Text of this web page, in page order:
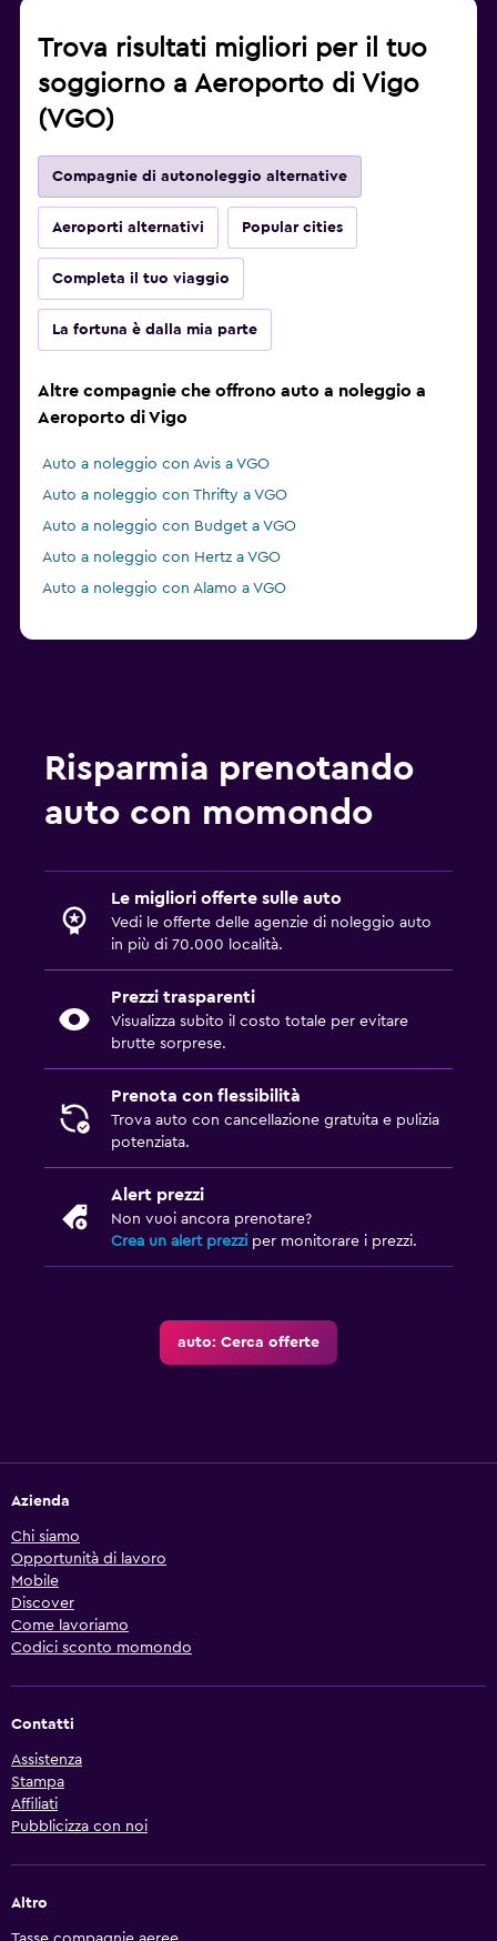
Trova risultati migliori per il tuo
soggiorno a Aeroporto di Vigo
(VGO)
Compagnie di autonoleggio alternative
Aeroporti alternativi Popular cities
Completa il tuo viaggio
La fortuna è dalla mia parte
Altre compagnie che offrono auto a noleggio a
Aeroporto di Vigo
Auto a noleggio con Avis a VGO
Auto a noleggio con Thrifty a VGO
Auto a noleggio con Budget a VGO
Auto a noleggio con Hertz a VGO
Auto a noleggio con Alamo a VGO
Risparmia prenotando
auto con momondo
Le migliori offerte sulle auto
Vedi le offerte delle agenzie di noleggio auto
in più di 70.000 località.
Prezzi trasparenti
Visualizza subito il costo totale per evitare
brutte sorprese.
Prenota con flessibilità
Trova auto con cancellazione gratuita e pulizia
potenziata.
Alert prezzi
Non vuoi ancora prenotare?
Crea un alert prezzi per monitorare i prezzi.
auto: Cerca offerte
Azienda
Chi siamo
Opportunità di lavoro
Mobile
Discover
Come lavoriamo
Codici sconto momondo
Contatti
Assistenza
Stampa
Affiliati
Pubblicizza con noi
Altro